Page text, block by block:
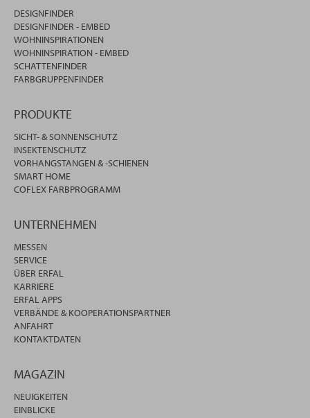
DESIGNFINDER
DESIGNFINDER - EMBED
WOHNINSPIRATIONEN
WOHNINSPIRATION - EMBED
SCHATTENFINDER
FARBGRUPPENFINDER
PRODUKTE
SICHT- & SONNENSCHUTZ
INSEKTENSCHUTZ
VORHANGSTANGEN & -SCHIENEN
SMART HOME
COFLEX FARBPROGRAMM
UNTERNEHMEN
MESSEN
SERVICE
ÜBER ERFAL
KARRIERE
ERFAL APPS
VERBÄNDE & KOOPERATIONSPARTNER
ANFAHRT
KONTAKTDATEN
MAGAZIN
NEUIGKEITEN
EINBLICKE